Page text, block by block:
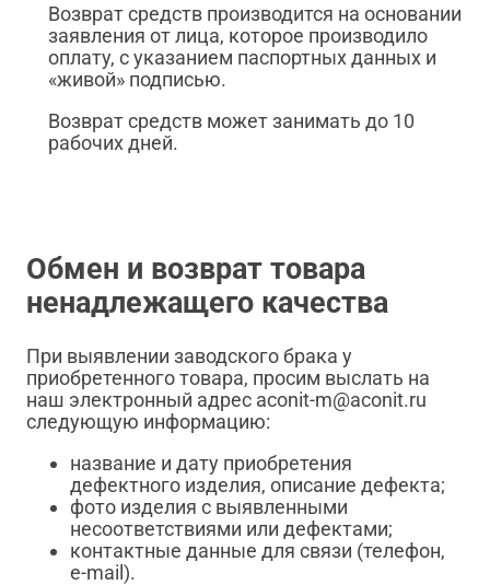
Возврат средств производится на основании
заявления от лица, которое производило
оплату, с указанием паспортных данных и
«живой» подписью.
Возврат средств может занимать до 10
рабочих дней.
Обмен и возврат товара
ненадлежащего качества
При выявлении заводского брака у
приобретенного товара, просим выслать на
наш электронный адрес aconit-m@aconit.ru
следующую информацию:
название и дату приобретения
дефектного изделия, описание дефекта;
фото изделия с выявленными
несоответствиями или дефектами;
контактные данные для связи (телефон,
e-mail).